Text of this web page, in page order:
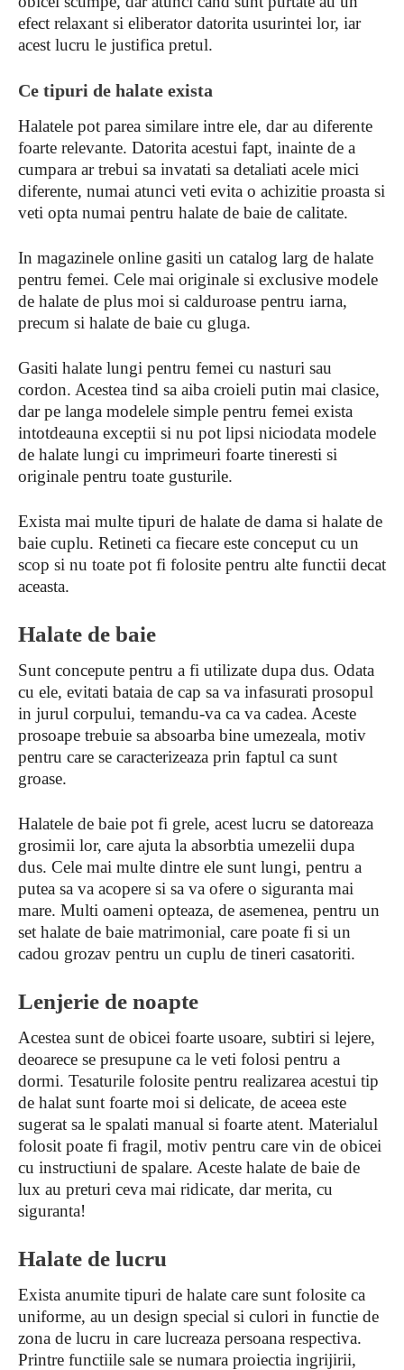
efect relaxant si eliberator datorita usurintei lor, iar
acest lucru le justifica pretul.
Ce tipuri de halate exista
Halatele pot parea similare intre ele, dar au diferente
foarte relevante. Datorita acestui fapt, inainte de a
cumpara ar trebui sa invatati sa detaliati acele mici
diferente, numai atunci veti evita o achizitie proasta si
veti opta numai pentru halate de baie de calitate.
In magazinele online gasiti un catalog larg de halate
pentru femei. Cele mai originale si exclusive modele
de halate de plus moi si calduroase pentru iarna,
precum si halate de baie cu gluga.
Gasiti halate lungi pentru femei cu nasturi sau
cordon. Acestea tind sa aiba croieli putin mai clasice,
dar pe langa modelele simple pentru femei exista
intotdeauna exceptii si nu pot lipsi niciodata modele
de halate lungi cu imprimeuri foarte tineresti si
originale pentru toate gusturile.
Exista mai multe tipuri de halate de dama si halate de
baie cuplu. Retineti ca fiecare este conceput cu un
scop si nu toate pot fi folosite pentru alte functii decat
aceasta.
Halate de baie
Sunt concepute pentru a fi utilizate dupa dus. Odata
cu ele, evitati bataia de cap sa va infasurati prosopul
in jurul corpului, temandu-va ca va cadea. Aceste
prosoape trebuie sa absoarba bine umezeala, motiv
pentru care se caracterizeaza prin faptul ca sunt
groase.
Halatele de baie pot fi grele, acest lucru se datoreaza
grosimii lor, care ajuta la absorbtia umezelii dupa
dus. Cele mai multe dintre ele sunt lungi, pentru a
putea sa va acopere si sa va ofere o siguranta mai
mare. Multi oameni opteaza, de asemenea, pentru un
set halate de baie matrimonial, care poate fi si un
cadou grozav pentru un cuplu de tineri casatoriti.
Lenjerie de noapte
Acestea sunt de obicei foarte usoare, subtiri si lejere,
deoarece se presupune ca le veti folosi pentru a
dormi. Tesaturile folosite pentru realizarea acestui tip
de halat sunt foarte moi si delicate, de aceea este
sugerat sa le spalati manual si foarte atent. Materialul
folosit poate fi fragil, motiv pentru care vin de obicei
cu instructiuni de spalare. Aceste halate de baie de
lux au preturi ceva mai ridicate, dar merita, cu
siguranta!
Halate de lucru
Exista anumite tipuri de halate care sunt folosite ca
uniforme, au un design special si culori in functie de
zona de lucru in care lucreaza persoana respectiva.
Printre functiile sale se numara proiectia ingrijirii,